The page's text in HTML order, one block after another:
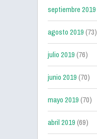
septiembre 2019
agosto 2019(73)
julio 2019(76)
junio 2019(70)
mayo 2019(70)
abril 2019(69)